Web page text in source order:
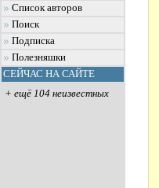
Список авторов
Поиск
Подписка
Полезняшки
СЕЙЧАС НА САЙТЕ
+ ещё 104 неизвестных